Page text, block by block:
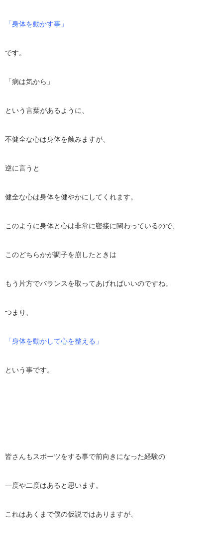
「身体を動かす事」
です。
「病は気から」
という言葉があるように、
不健全な心は身体を蝕みますが、
逆に言うと
健全な心は身体を健やかにしてくれます。
このように身体と心は非常に密接に関わっているので、
このどちらかが調子を崩したときは
もう片方でバランスを取ってあげればいいのですね。
つまり、
「身体を動かして心を整える」
という事です。
皆さんもスポーツをする事で前向きになった経験の
一度や二度はあると思います。
これはあくまで僕の仮説ではありますが、